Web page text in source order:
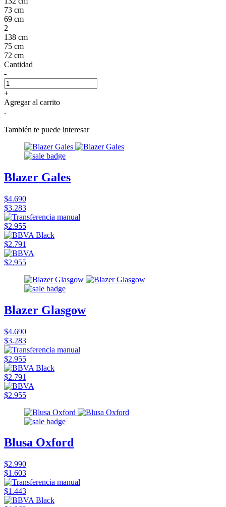
73 cm
69 cm
2
138 cm
75 cm
72 cm
Cantidad
-
+
Agregar al carrito
.
También te puede interesar
Blazer Gales
$4.690
$3.283
$2.955
$2.791
$2.955
Blazer Glasgow
$4.690
$3.283
$2.955
$2.791
$2.955
Blusa Oxford
$2.990
$1.603
$1.443